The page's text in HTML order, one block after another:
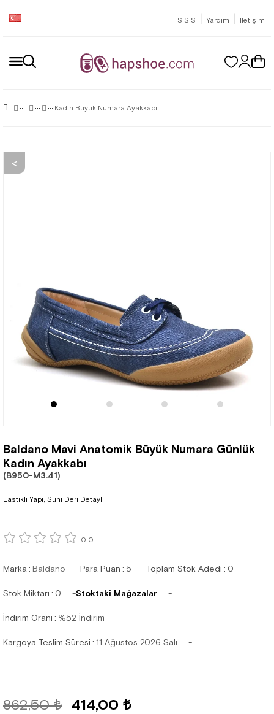
S.S.S | Yardım | İletişim
Kadın Büyük Numara Ayakkabı
Baldano Mavi Anatomik Büyük Numara Günlük
Kadın Ayakkabı
(B950-M3.41)
Lastikli Yapı, Suni Deri Detaylı
0.0
Marka : Baldano Para Puan : 5 Toplam Stok Adedi : 0
Stok Miktarı : 0 Stoktaki Mağazalar
İndirim Oranı : %52 İndirim
Kargoya Teslim Süresi : 11 Ağustos 2026 Salı
862,50 ₺ 414,00 ₺